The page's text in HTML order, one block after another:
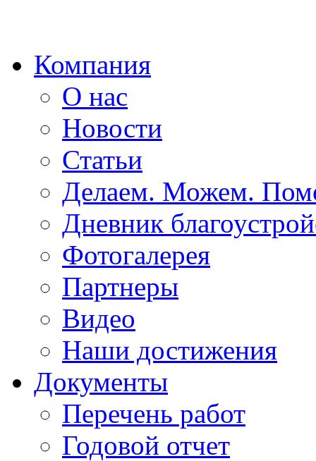
Компания
О нас
Новости
Статьи
Делаем. Можем.
Дневник
Фотогалерея
Партнеры
Видео
Наши достижения
Документы
Перечень работ
Годовой отчет